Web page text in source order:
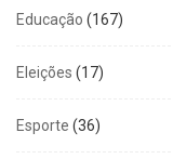
Educação (167)
Eleições (17)
Esporte (36)